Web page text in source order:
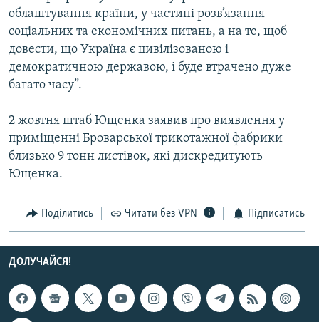
Усі сайти RFE/RL
облаштування країни, у частині розв’язання
соціальних та економічних питань, а на те, щоб
довести, що Україна є цивілізованою і
демократичною державою, і буде втрачено дуже
багато часу”.
2 жовтня штаб Ющенка заявив про виявлення у
приміщенні Броварської трикотажної фабрики
близько 9 тонн листівок, які дискредитують
Ющенка.
Поділитись Читати без VPN Підписатись
ДОЛУЧАЙСЯ!